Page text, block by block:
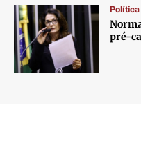
Política
pré-